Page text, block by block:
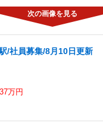
/社員募集/8月10日更新
万円